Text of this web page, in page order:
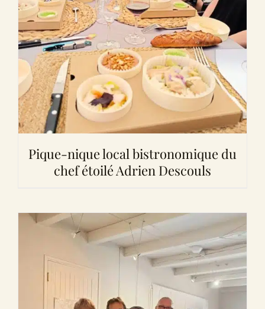
Pique-nique local bistronomique du
chef étoilé Adrien Descouls